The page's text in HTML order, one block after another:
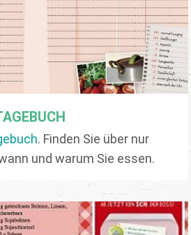
. Finden Sie über nur
und warum Sie essen.